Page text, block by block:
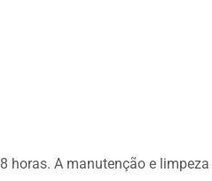
horas. A manutenção e limpeza